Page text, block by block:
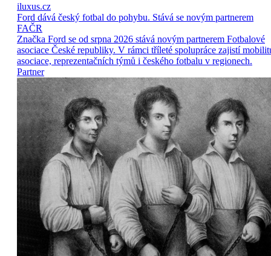
iluxus.cz
Ford dává český fotbal do pohybu. Stává se novým partnerem
FAČR
Značka Ford se od srpna 2026 stává novým partnerem Fotbalové
asociace České republiky. V rámci tříleté spolupráce zajistí
asociace, reprezentačních týmů i českého fotbalu v regionech.
Partner